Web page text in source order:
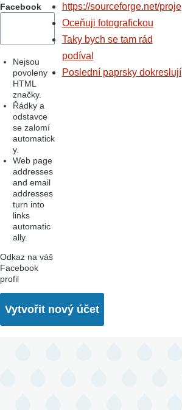
Facebook
Nejsou
povoleny
HTML
značky.
Řádky a
odstavce
se zalomí
automatick
y.
Web page
addresses
and email
addresses
turn into
links
automatic
ally.
Odkaz na váš
Facebook
profil
https://sourceforge.net/proje
Oceňuji fotografickou
Taky bych se tam rád
podíval
Poslední paprsky dokreslují